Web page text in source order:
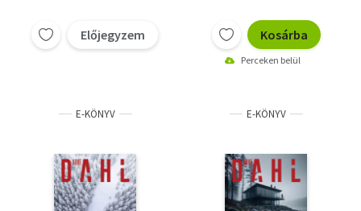
Előjegyzem Kosárba
Perceken belül
E-KÖNYV E-KÖNYV